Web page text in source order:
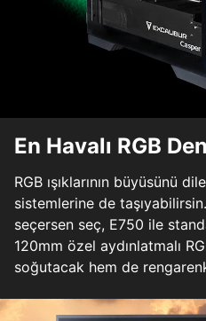
En Havalı RGB
RGB ışıklarının büyüsünü
sistemlerine de
seçersen seç, E750 ile
120mm özel aydınlatmalı
soğutacak hem de